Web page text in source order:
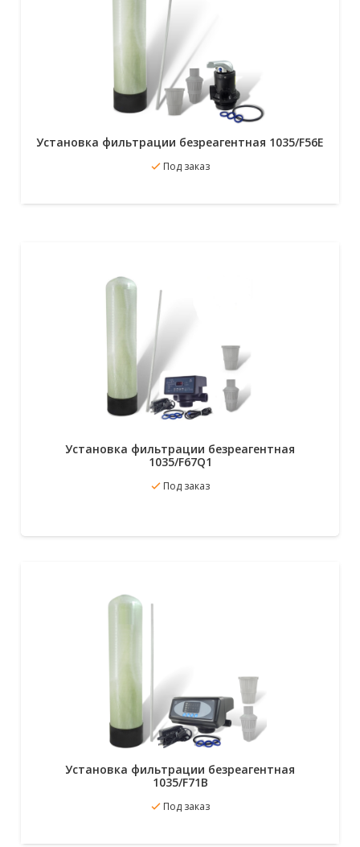
Установка фильтрации безреагентная 1035/F56E
Под заказ
Установка фильтрации безреагентная
1035/F67Q1
Под заказ
Установка фильтрации безреагентная
1035/F71B
Под заказ